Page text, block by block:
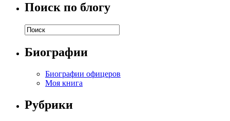
Поиск по блогу
Биографии
Биографии офицеров
Моя книга
Рубрики